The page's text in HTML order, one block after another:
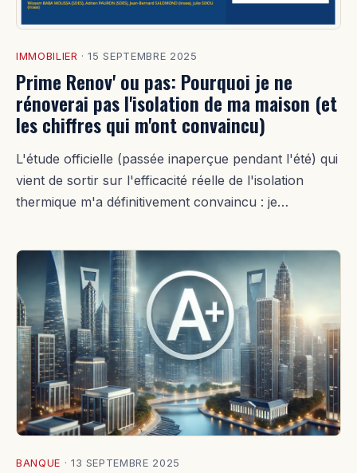
IMMOBILIER ·15 SEPTEMBRE 2025
Prime Renov' ou pas: Pourquoi je ne
rénoverai pas l'isolation de ma maison (et
les chiffres qui m'ont convaincu)
L'étude officielle (passée inaperçue pendant l'été) qui
vient de sortir sur l'efficacité réelle de l'isolation
thermique m'a définitivement convaincu : je…
BANQUE · 13 SEPTEMBRE 2025